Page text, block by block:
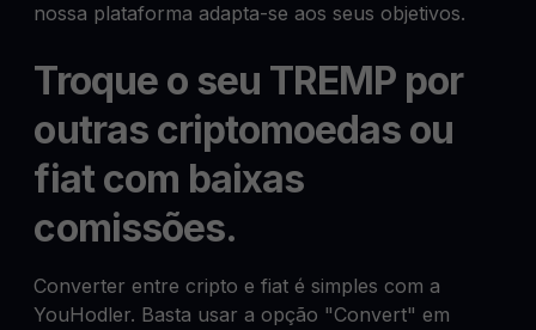
nossa plataforma adapta-se aos seus objetivos.
Troque o seu TREMP por
outras criptomoedas ou
fiat com baixas
comissões.
Converter entre cripto e fiat é simples com a
YouHodler. Basta usar a opção "Convert" em